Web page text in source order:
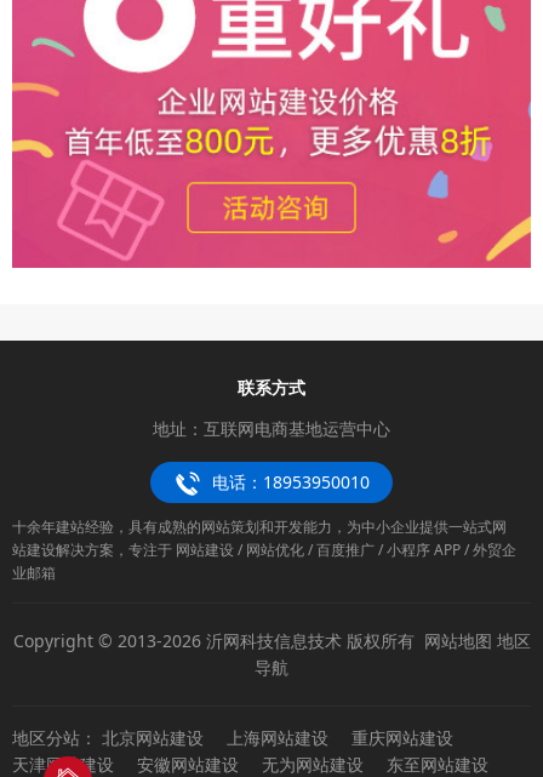
联系方式
地址：互联网电商基地运营中心
电话：18953950010
十余年建站经验，具有成熟的网站策划和开发能力，为中小企业提供一站式网
站建设解决方案，专注于 网站建设 / 网站优化 / 百度推广 / 小程序 APP / 外贸企
业邮箱
Copyright © 2013-2026 沂网科技信息技术 版权所有 网站地图 地区
导航
地区分站： 北京网站建设 上海网站建设
重庆网站建设
天津网站建设
安徽网站建设 无为网站建设 东至网站建设